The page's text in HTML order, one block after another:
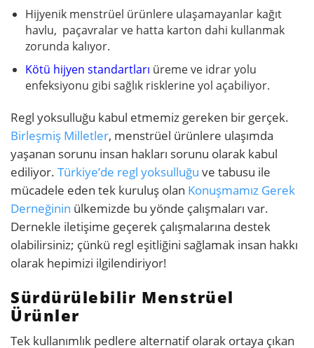
Hijyenik menstrüel ürünlere ulaşamayanlar kağıt
havlu, paçavralar ve hatta karton dahi kullanmak
zorunda kalıyor.
Kötü hijyen standartları üreme ve idrar yolu
enfeksiyonu gibi sağlık risklerine yol açabiliyor.
Regl yoksulluğu kabul etmemiz gereken bir gerçek.
Birleşmiş Milletler, menstrüel ürünlere ulaşımda
yaşanan sorunu insan hakları sorunu olarak kabul
ediliyor. Türkiye’de regl yoksulluğu ve tabusu ile
mücadele eden tek kuruluş olan Konuşmamız Gerek
Derneğinin ülkemizde bu yönde çalışmaları var.
Dernekle iletişime geçerek çalışmalarına destek
olabilirsiniz; çünkü regl eşitliğini sağlamak insan hakkı
olarak hepimizi ilgilendiriyor!
Sürdürülebilir Menstrüel
Ürünler
Tek kullanımlık pedlere alternatif olarak ortaya çıkan